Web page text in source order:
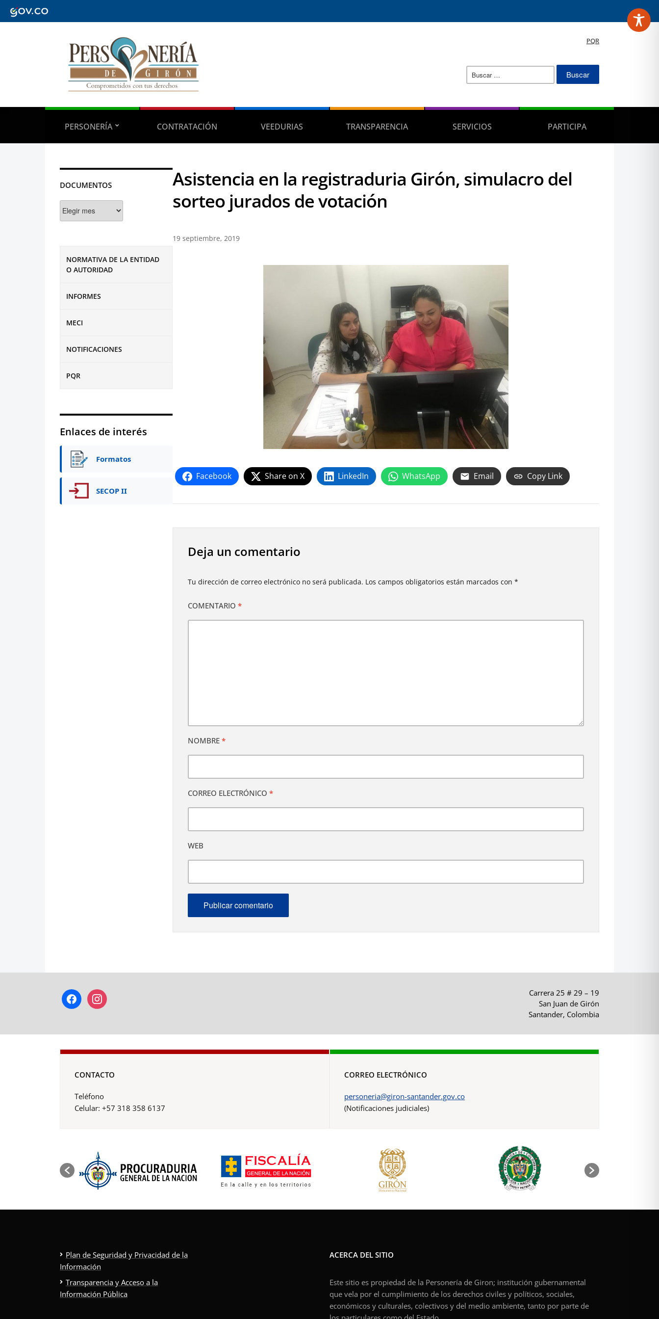
PQR
Buscar:
PERSONERÍA CONTRATACIÓN VEEDURIAS TRANSPARENCIA SERVICIOS PARTICIPA
DOCUMENTOS
NORMATIVA DE LA ENTIDAD
O AUTORIDAD
INFORMES
MECI
NOTIFICACIONES
PQR
Enlaces de interés
Formatos
SECOP II
Asistencia en la registraduria Girón, simulacro del
sorteo jurados de votación
19 septiembre, 2019
Facebook Share on X LinkedIn WhatsApp Email Copy Link
Deja un comentario
Tu dirección de correo electrónico no será publicada. Los campos obligatorios están marcados con *
COMENTARIO *
NOMBRE *
CORREO ELECTRÓNICO *
WEB
facebookinstagram
Carrera 25 # 29 – 19
San Juan de Girón
Santander, Colombia
CONTACTO
Teléfono
Celular: +57 318 358 6137
CORREO ELECTRÓNICO
personeria@giron-santander.gov.co
(Notificaciones judiciales)
Plan de Seguridad y Privacidad de la
Información
Transparencia y Acceso a la
Información Pública
ACERCA DEL SITIO
Este sitio es propiedad de la Personería de Giron; institución gubernamental
que vela por el cumplimiento de los derechos civiles y políticos, sociales,
económicos y culturales, colectivos y del medio ambiente, tanto por parte de